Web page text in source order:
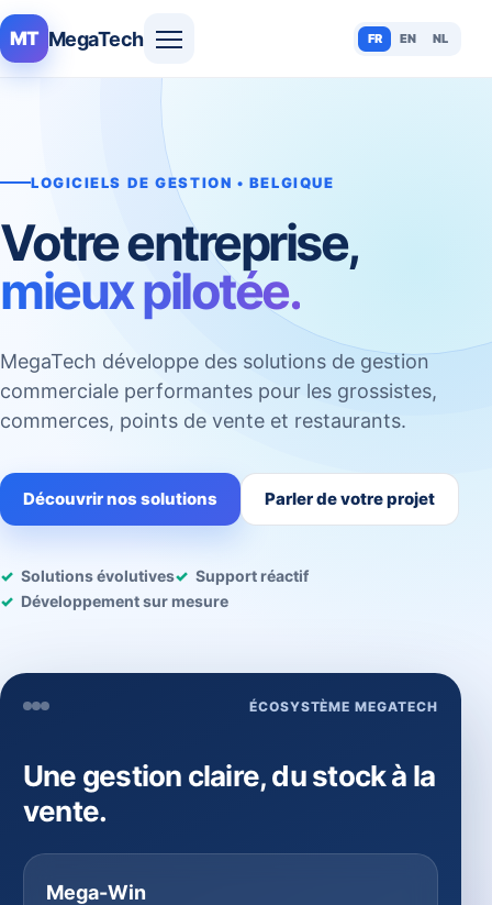
MT MegaTech FR EN NL
LOGICIELS DE GESTION • BELGIQUE
Votre entreprise,
mieux pilotée.
MegaTech développe des solutions de gestion
commerciale performantes pour les grossistes,
commerces, points de vente et restaurants.
Découvrir nos solutions Parler de votre projet
Solutions évolutives
Support réactif
Développement sur mesure
ÉCOSYSTÈME MEGATECH
Une gestion claire, du stock à la
vente.
Mega-Win